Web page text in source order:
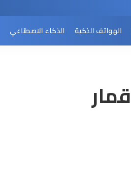
الهواتف الذكية الذكاء الاصطناعي